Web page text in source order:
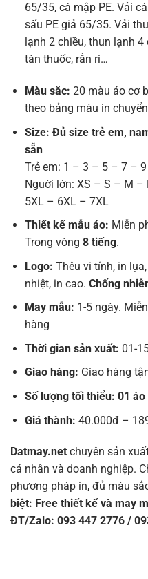
65/35, cá mập PE. Vải
sấu PE giả 65/35. Vải
lạnh 2 chiều, thun lạnh
tàn thuốc, rằn ri…
Màu sắc: 20 màu áo cơ
theo bảng màu in
Size: Đủ size trẻ em,
sẵn
Trẻ em: 1 – 3 – 5 – 7 –
Nguời lớn: XS – S – M
5XL – 6XL – 7XL
Thiết kế mẫu áo: Miễn
Trong vòng 8 tiếng.
Logo: Thêu vi tính, in
nhiệt, in cao. Chống
May mẫu: 1-5 ngày.
hàng
Thời gian sản xuất: 01-
Giao hàng: Giao hàng
Số lượng tối thiểu: 01 áo
Giá thành: 40.000đ –
Datmay.net chuyên sản
cá nhân và doanh nghiệp.
phương pháp in, đủ màu
biệt: Free thiết kế và may
ĐT/Zalo: 093 447 2776 /